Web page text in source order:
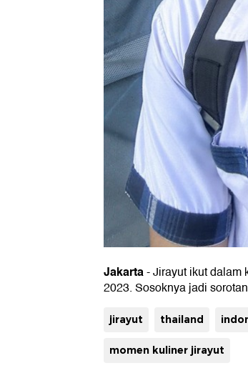
Jakarta- Jirayut ikut dalam
2023. Sosoknya jadi
jirayut thailand
momen kuliner jirayut